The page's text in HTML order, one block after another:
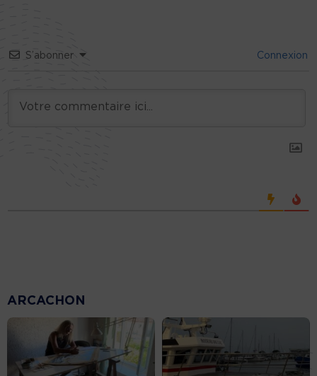
S’abonner Connexion
ARCACHON